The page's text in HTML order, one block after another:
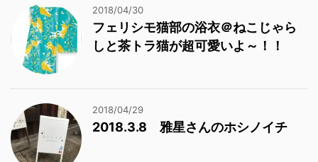
2018/04/30
フェリシモ猫部の浴衣＠ねこじゃら
しと茶トラ猫が超可愛いよ～！！
2018/04/29
2018.3.8 雅星さんのホシノイチ